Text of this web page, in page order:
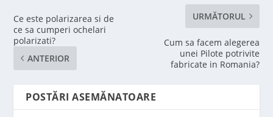
Ce este polarizarea si de
ce sa cumperi ochelari
polarizati?
ANTERIOR
URMĂTORUL
Cum sa facem alegerea
unei Pilote potrivite
fabricate in Romania?
POSTĂRI ASEMĂNATOARE